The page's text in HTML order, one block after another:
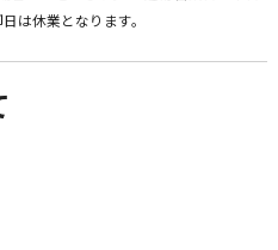
は休業となります。